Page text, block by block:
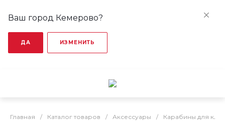
Ваш город Кемерово?
ДА ИЗМЕНИТЬ
Главная / Каталог товаров / Аксессуары / Карабины для